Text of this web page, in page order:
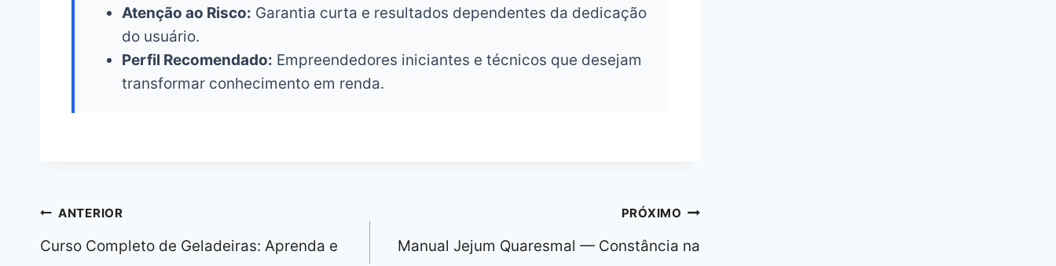
Atenção ao Risco: Garantia curta e resultados dependentes da dedicação
do usuário.
Perfil Recomendado: Empreendedores iniciantes e técnicos que desejam
transformar conhecimento em renda.
Navegação
de
ANTERIOR
Curso Completo de Geladeiras: Aprenda e
PRÓXIMO
Manual Jejum Quaresmal — Constância na